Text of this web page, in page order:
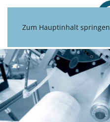
Zum Hauptinhalt springen